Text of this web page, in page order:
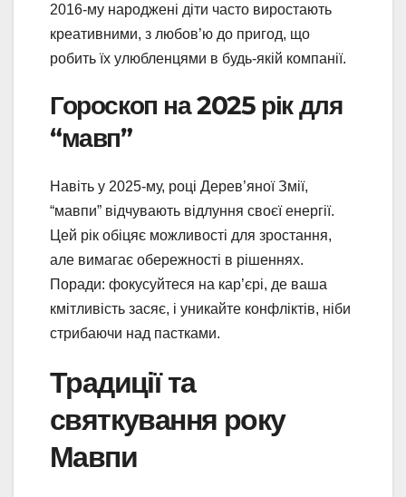
2016-му народжені діти часто виростають
креативними, з любов’ю до пригод, що
робить їх улюбленцями в будь-якій компанії.
Гороскоп на 2025 рік для
“мавп”
Навіть у 2025-му, році Дерев’яної Змії,
“мавпи” відчувають відлуння своєї енергії.
Цей рік обіцяє можливості для зростання,
але вимагає обережності в рішеннях.
Поради: фокусуйтеся на кар’єрі, де ваша
кмітливість засяє, і уникайте конфліктів, ніби
стрибаючи над пастками.
Традиції та
святкування року
Мавпи